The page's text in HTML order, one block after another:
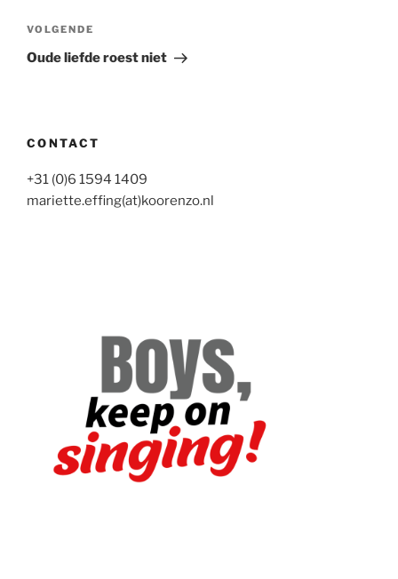
Volgend
bericht
VOLGENDE
Oude liefde roest niet
CONTACT
+31 (0)6 1594 1409
mariette.effing(at)koorenzo.nl